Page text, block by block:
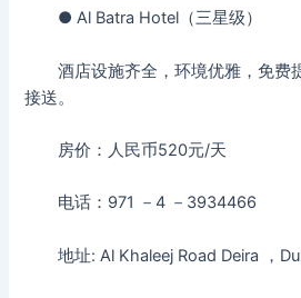
● Al Batra Hotel（三星级）
酒店设施齐全，环境优雅，免费
接送。
房价：人民币520元/天
电话：971 －4 －3934466
地址: Al Khaleej Road Deira ，